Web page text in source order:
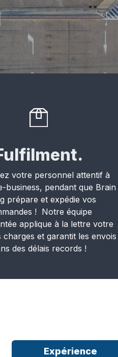
votre personnel attentif à
business, pendant que Brain
prépare et expédie vos
! Notre équipe
applique à la lettre votre
charges et garantit les envois
des délais records !
Expérience